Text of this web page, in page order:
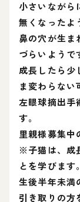
小さいながら
無くなったよ
鼻の穴が生ま
づらいようで
成長したら少
ま変わらない
左眼球摘出手
す。
里親様募集中
※子猫は、成
とを学びます。
生後半年未満
引き取りの方